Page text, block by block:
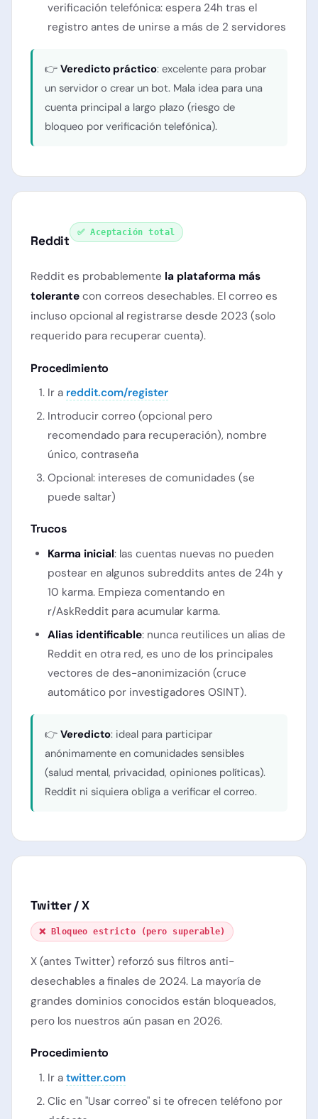
verificación telefónica: espera 24h tras el
registro antes de unirse a más de 2 servidores
👉Veredicto práctico: excelente para probar
un servidor o crear un bot. Mala idea para una
cuenta principal a largo plazo (riesgo de
bloqueo por verificación telefónica).
Reddit
✅ Aceptación total
Reddit es probablemente la plataforma más
tolerante con correos desechables. El correo es
incluso opcional al registrarse desde 2023 (solo
requerido para recuperar cuenta).
Procedimiento
Ir a reddit.com/register
Introducir correo (opcional pero
recomendado para recuperación), nombre
único, contraseña
Opcional: intereses de comunidades (se
puede saltar)
Trucos
Karma inicial: las cuentas nuevas no pueden
postear en algunos subreddits antes de 24h y
10 karma. Empieza comentando en
r/AskReddit para acumular karma.
Alias identificable: nunca reutilices un alias de
Reddit en otra red, es uno de los principales
vectores de des-anonimización (cruce
automático por investigadores OSINT).
👉Veredicto: ideal para participar
anónimamente en comunidades sensibles
(salud mental, privacidad, opiniones políticas).
Reddit ni siquiera obliga a verificar el correo.
Twitter / X
❌ Bloqueo estricto (pero superable)
X (antes Twitter) reforzó sus filtros anti-
desechables a finales de 2024. La mayoría de
grandes dominios conocidos están bloqueados,
pero los nuestros aún pasan en 2026.
Procedimiento
Ir atwitter.com
Clic en "Usar correo" si te ofrecen teléfono por